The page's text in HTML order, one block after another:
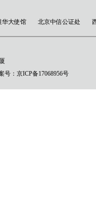
华大使馆 北京中信公证处
号： 京ICP备17068956号